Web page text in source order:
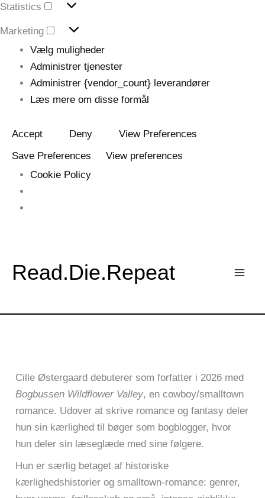
Statistics
Marketing
Vælg muligheder
Administrer tjenester
Administrer {vendor_count} leverandører
Læs mere om disse formål
Accept Deny
View Preferences
Save Preferences
View preferences
Cookie Policy
indholdet
Read.Die.Repeat
Cille Østergaard debuterer som forfatter i 2026 med
Bogbussen Wildflower Valley, en cowboy/smalltown
romance. Udover at skrive romance og fantasy deler
hun sin kærlighed til bøger som bogblogger, hvor
hun deler sin læseglæde med sine følgere.
Hun er særlig betaget af historiske
kærlighedshistorier og smalltown-romance: genrer,